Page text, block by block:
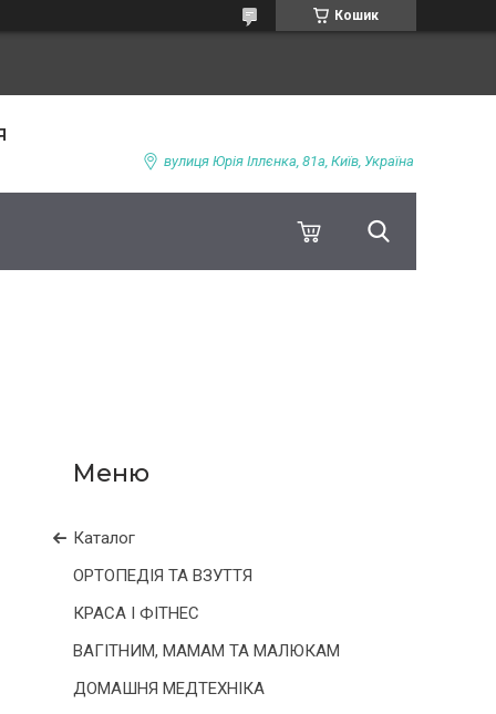
Кошик
вулиця Юрія Іллєнка, 81а, Київ, Україна
Каталог
ОРТОПЕДІЯ ТА ВЗУТТЯ
КРАСА І ФІТНЕС
ВАГІТНИМ, МАМАМ ТА МАЛЮКАМ
ДОМАШНЯ МЕДТЕХНІКА